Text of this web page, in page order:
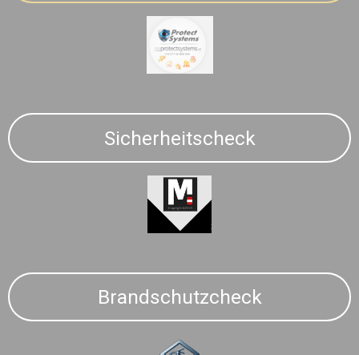
Sicherheitscheck
Brandschutzcheck